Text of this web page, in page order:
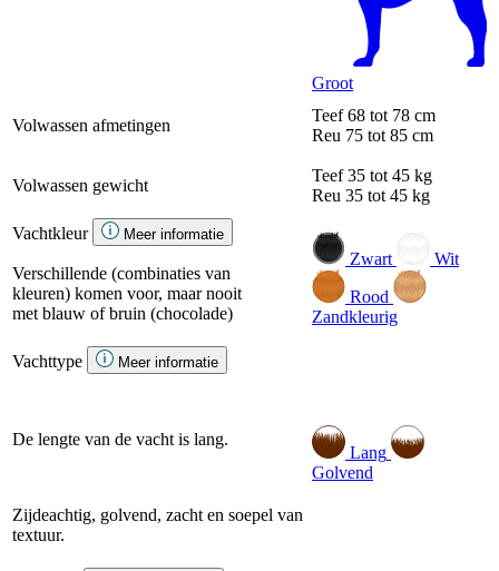
Groot
Volwassen afmetingen
Teef 68 tot 78 cm
Reu 75 tot 85 cm
Volwassen gewicht
Teef 35 tot 45 kg
Reu 35 tot 45 kg
Vachtkleur
Meer informatie
Verschillende (combinaties van
kleuren) komen voor, maar nooit
met blauw of bruin (chocolade)
Zwart
Wit
Rood
Zandkleurig
Vachttype Meer informatie
De lengte van de vacht is lang.
Zijdeachtig, golvend, zacht en soepel van
textuur.
Lang
Golvend